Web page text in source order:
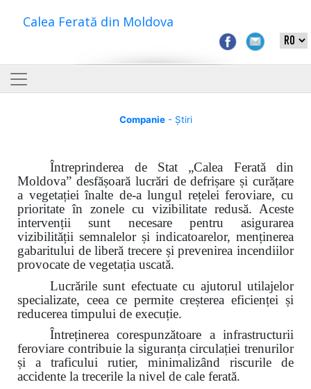
Calea Ferată din Moldova
Companie- Știri
Întreprinderea de Stat „Calea Ferată din
Moldova” desfășoară lucrări de defrișare și curățare
a vegetației înalte de-a lungul rețelei feroviare, cu
prioritate în zonele cu vizibilitate redusă. Aceste
intervenții sunt necesare pentru asigurarea
vizibilității semnalelor și indicatoarelor, menținerea
gabaritului de liberă trecere și prevenirea incendiilor
provocate de vegetația uscată.
Lucrările sunt efectuate cu ajutorul utilajelor
specializate, ceea ce permite creșterea eficienței și
reducerea timpului de execuție.
Întreținerea corespunzătoare a infrastructurii
feroviare contribuie la siguranța circulației trenurilor
și a traficului rutier, minimalizând riscurile de
accidente la trecerile la nivel de cale ferată.